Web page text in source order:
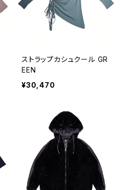
ストラップカシュクール GR
EEN
¥30,470